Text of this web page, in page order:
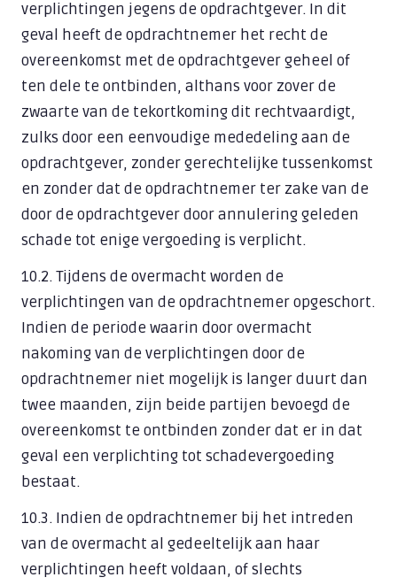
verplichtingen jegens de opdrachtgever. In dit
geval heeft de opdrachtnemer het recht de
overeenkomst met de opdrachtgever geheel of
ten dele te ontbinden, althans voor zover de
zwaarte van de tekortkoming dit rechtvaardigt,
zulks door een eenvoudige mededeling aan de
opdrachtgever, zonder gerechtelijke tussenkomst
en zonder dat de opdrachtnemer ter zake van de
door de opdrachtgever door annulering geleden
schade tot enige vergoeding is verplicht.
10.2. Tijdens de overmacht worden de
verplichtingen van de opdrachtnemer opgeschort.
Indien de periode waarin door overmacht
nakoming van de verplichtingen door de
opdrachtnemer niet mogelijk is langer duurt dan
twee maanden, zijn beide partijen bevoegd de
overeenkomst te ontbinden zonder dat er in dat
geval een verplichting tot schadevergoeding
bestaat.
10.3. Indien de opdrachtnemer bij het intreden
van de overmacht al gedeeltelijk aan haar
verplichtingen heeft voldaan, of slechts